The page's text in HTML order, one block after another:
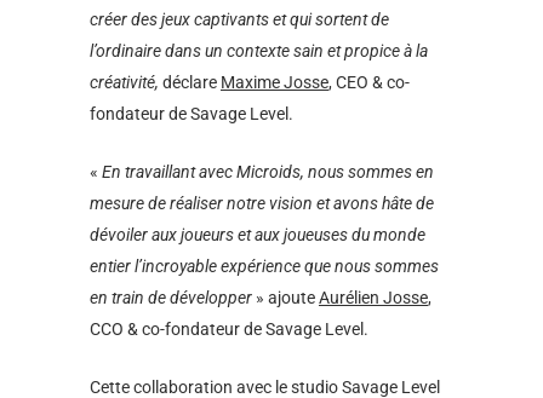
créer des jeux captivants et qui sortent de
l’ordinaire dans un contexte sain et propice à la
créativité, déclare Maxime Josse, CEO & co-
fondateur de Savage Level.
« En travaillant avec Microids, nous sommes en
mesure de réaliser notre vision et avons hâte de
dévoiler aux joueurs et aux joueuses du monde
entier l’incroyable expérience que nous sommes
en train de développer » ajouteAurélien Josse,
CCO & co-fondateur de Savage Level.
Cette collaboration avec le studio Savage Level